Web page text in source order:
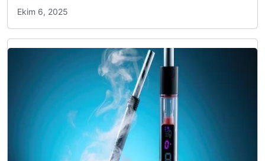
Ekim 6, 2025